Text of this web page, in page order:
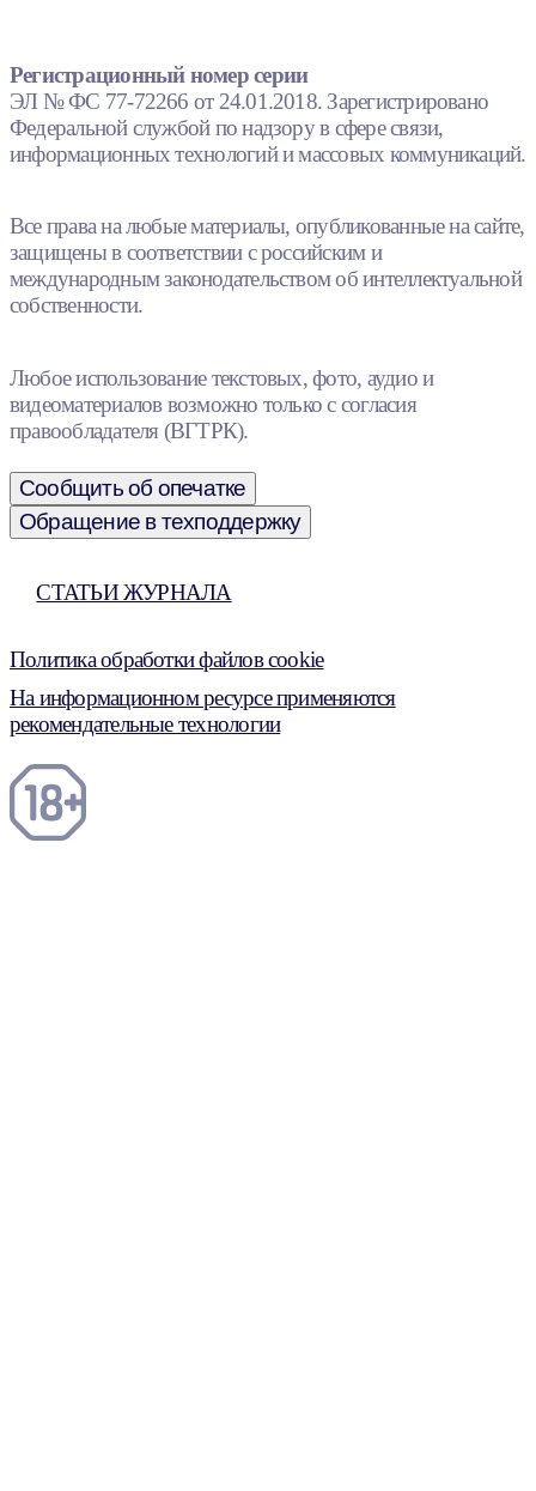
Регистрационный номер серии
ЭЛ № ФС 77-72266 от 24.01.2018. Зарегистрировано
Федеральной службой по надзору в сфере связи,
информационных технологий и массовых коммуникаций.
Все права на любые материалы, опубликованные на сайте,
защищены в соответствии с российским и
международным законодательством об интеллектуальной
собственности.
Любое использование текстовых, фото, аудио и
видеоматериалов возможно только с согласия
правообладателя (ВГТРК).
Сообщить об опечатке
Обращение в техподдержку
СТАТЬИ ЖУРНАЛА
Политика обработки файлов cookie
На информационном ресурсе применяются
рекомендательные технологии